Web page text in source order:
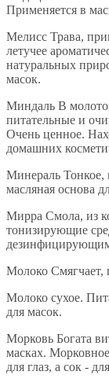
Применяется в
Мелисс Трава,
летучее
натуральных
масок.
Миндаль В
питательные и
Очень ценное.
домашних
Минераль Тонкое,
масляная основа
Мирра Смола, из
тонизирующие
Молоко Смягчает,
Молоко сухое.
для масок.
Морковь Богата
масках.
для глаз, а сок -